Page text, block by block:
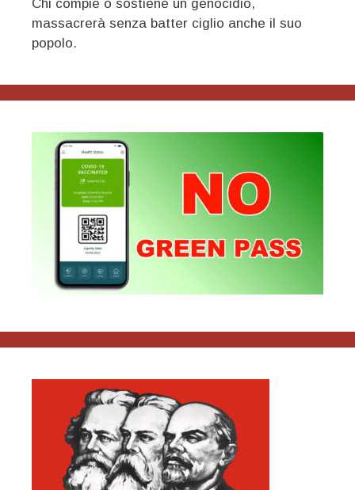
Chi compie o sostiene un genocidio,
massacrerà senza batter ciglio anche il suo
popolo.